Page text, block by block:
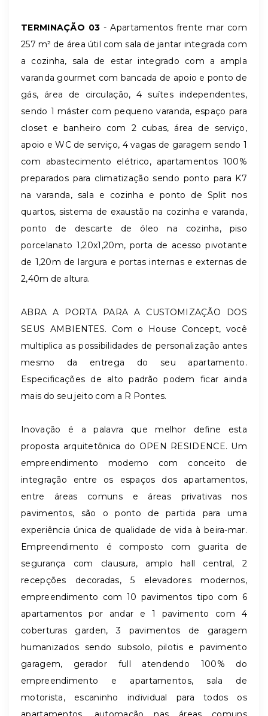
TERMINAÇÃO 03 - Apartamentos frente mar com
257 m² de área útil com sala de jantar integrada com
a cozinha, sala de estar integrado com a ampla
varanda gourmet com bancada de apoio e ponto de
gás, área de circulação, 4 suítes independentes,
sendo 1 máster com pequeno varanda, espaço para
closet e banheiro com 2 cubas, área de serviço,
apoio e WC de serviço, 4 vagas de garagem sendo 1
com abastecimento elétrico, apartamentos 100%
preparados para climatização sendo ponto para K7
na varanda, sala e cozinha e ponto de Split nos
quartos, sistema de exaustão na cozinha e varanda,
ponto de descarte de óleo na cozinha, piso
porcelanato 1,20x1,20m, porta de acesso pivotante
de 1,20m de largura e portas internas e externas de
2,40m de altura.
ABRA A PORTA PARA A CUSTOMIZAÇÃO DOS
SEUS AMBIENTES. Com o House Concept, você
multiplica as possibilidades de personalização antes
mesmo da entrega do seu apartamento.
Especificações de alto padrão podem ficar ainda
mais do seu jeito com a R Pontes.
Inovação é a palavra que melhor define esta
proposta arquitetônica do OPEN RESIDENCE. Um
empreendimento moderno com conceito de
integração entre os espaços dos apartamentos,
entre áreas comuns e áreas privativas nos
pavimentos, são o ponto de partida para uma
experiência única de qualidade de vida à beira-mar.
Empreendimento é composto com guarita de
segurança com clausura, amplo hall central, 2
recepções decoradas, 5 elevadores modernos,
empreendimento com 10 pavimentos tipo com 6
apartamentos por andar e 1 pavimento com 4
coberturas garden, 3 pavimentos de garagem
humanizados sendo subsolo, pilotis e pavimento
garagem, gerador full atendendo 100% do
empreendimento e apartamentos, sala de
motorista, escaninho individual para todos os